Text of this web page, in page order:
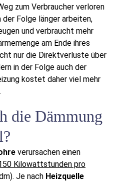
zum Verbraucher verloren
der Folge länger arbeiten,
und verbraucht mehr
am Ende ihres
nur die Direktverluste über
in der Folge auch der
kostet daher viel mehr
die Dämmung
verursachen einen
Kilowattstunden pro
Je nach Heizquelle